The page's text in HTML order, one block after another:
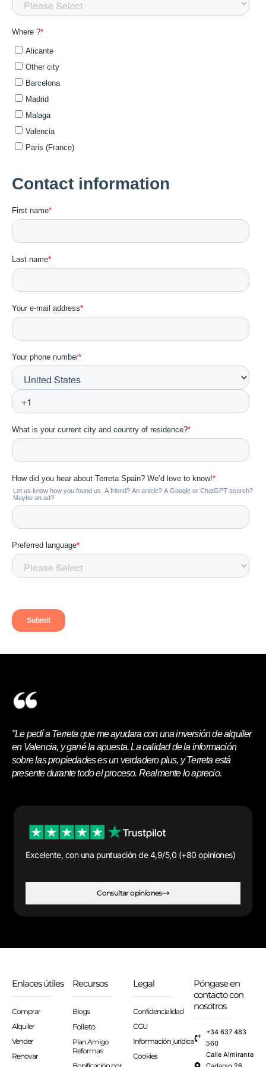
"Le pedí a Terreta que me ayudara con una inversión de alquiler
en Valencia, y gané la apuesta. La calidad de la información
sobre las propiedades es un verdadero plus, y Terreta está
presente durante todo el proceso. Realmente lo aprecio.
Excelente, con una puntuación de 4,9/5,0 (+80 opiniones)
Consultar opiniones
Enlaces útiles
Comprar
Alquiler
Vender
Renovar
Recursos
Blogs
Folleto
Plan Amigo
Reformas
Legal
Confidencialidad
CGU
Información jurídica
Cookies
Póngase en
contacto con
nosotros
+34 637 483
560
Calle Almirante